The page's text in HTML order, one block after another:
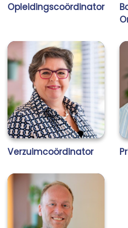
Opleidingscoördinator
Verzuimcoördinator